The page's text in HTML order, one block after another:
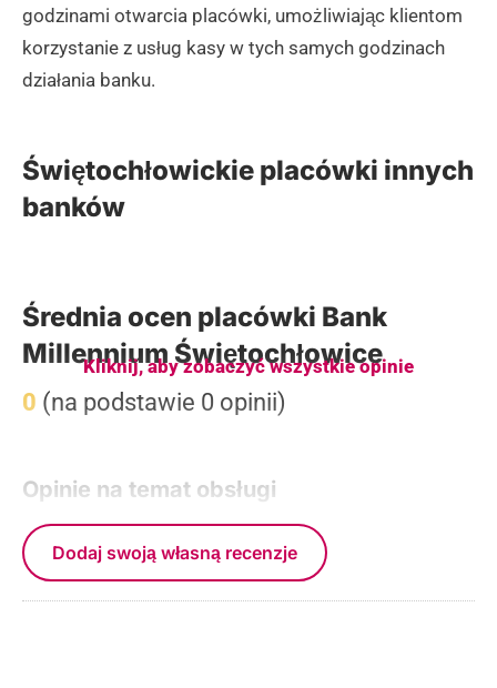
godzinami otwarcia placówki, umożliwiając klientom
korzystanie z usług kasy w tych samych godzinach
działania banku.
Świętochłowickie placówki innych
banków
Średnia ocen placówki Bank
Millennium Świętochłowice
0 (na podstawie 0 opinii)
Opinie na temat obsługi
Kliknij, aby zobaczyć wszystkie opinie
Dodaj swoją własną recenzje